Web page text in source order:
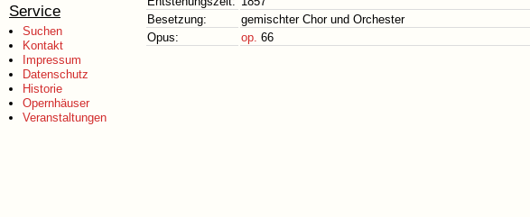
Service
Suchen
Kontakt
Impressum
Datenschutz
Historie
Opernhäuser
Veranstaltungen
Besetzung:
gemischter Chor und Orchester
Opus:
op. 66